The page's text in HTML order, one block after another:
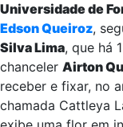
Universidade de
Edson Queiroz,
Silva Lima, que há
chanceler Airton
receber e fixar, no
chamada Cattleya